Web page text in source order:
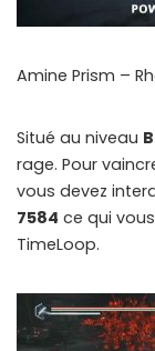
Amine Prism –
Situé au niveau
rage. Pour
vous devez
7584 ce qui
TimeLoop.